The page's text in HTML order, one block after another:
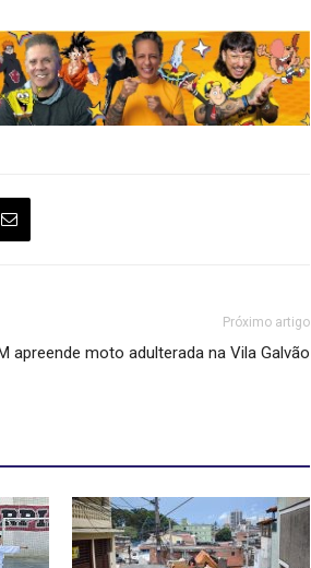
Próximo artigo
apreende moto adulterada na Vila Galvão